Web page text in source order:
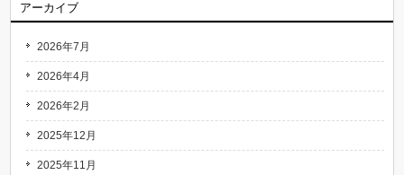
アーカイブ
2026年7月
2026年4月
2026年2月
2025年12月
2025年11月